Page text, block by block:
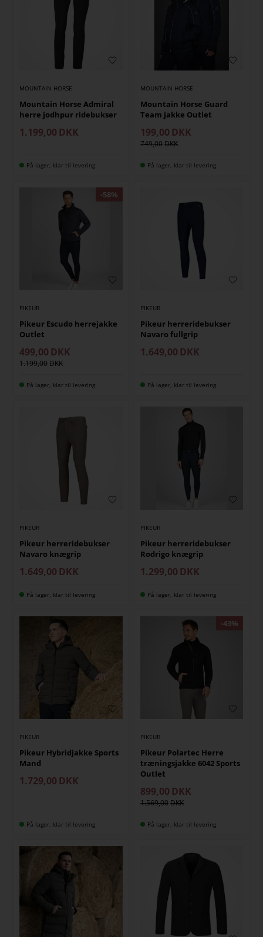
MOUNTAIN HORSE
Mountain Horse Admiral
herre jodhpur ridebukser
1.199,00 DKK
På lager, klar til levering
MOUNTAIN HORSE
Mountain Horse Guard
Team jakke Outlet
199,00 DKK
749,00
På lager, klar til levering
PIKEUR
Pikeur Escudo herrejakke
Outlet
499,00 DKK
1.199,00
På lager, klar til levering
PIKEUR
Pikeur herreridebukser
Navaro fullgrip
1.649,00 DKK
På lager, klar til levering
PIKEUR
Pikeur herreridebukser
Navaro knægrip
1.649,00 DKK
På lager, klar til levering
PIKEUR
Pikeur herreridebukser
Rodrigo knægrip
1.299,00 DKK
På lager, klar til levering
PIKEUR
Pikeur Hybridjakke Sports
Mand
1.729,00 DKK
På lager, klar til levering
PIKEUR
Pikeur Polartec Herre
træningsjakke 6042 Sports
Outlet
899,00 DKK
1.569,00
På lager, klar til levering